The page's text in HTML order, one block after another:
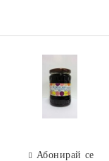
Абонирай се